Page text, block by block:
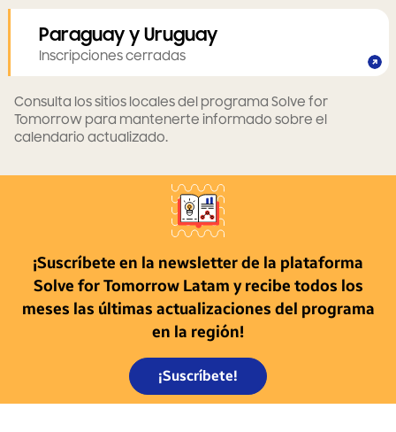
Paraguay y Uruguay
Inscripciones cerradas
Consulta los sitios locales del programa Solve for
Tomorrow para mantenerte informado sobre el
calendario actualizado.
¡Suscríbete en la newsletter de la plataforma
Solve for Tomorrow Latam y recibe todos los
meses las últimas actualizaciones del programa
en la región!
¡Suscríbete!